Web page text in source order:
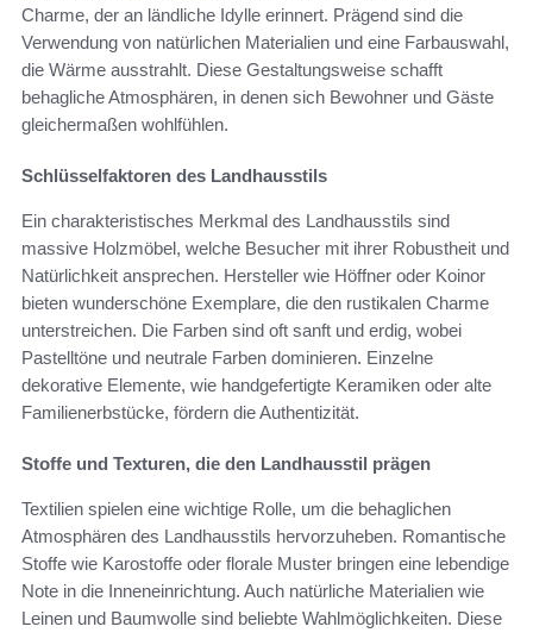
Charme, der an ländliche Idylle erinnert. Prägend sind die
Verwendung von natürlichen Materialien und eine Farbauswahl,
die Wärme ausstrahlt. Diese Gestaltungsweise schafft
behagliche Atmosphären, in denen sich Bewohner und Gäste
gleichermaßen wohlfühlen.
Schlüsselfaktoren des Landhausstils
Ein charakteristisches Merkmal des Landhausstils sind
massive Holzmöbel, welche Besucher mit ihrer Robustheit und
Natürlichkeit ansprechen. Hersteller wie Höffner oder Koinor
bieten wunderschöne Exemplare, die den rustikalen Charme
unterstreichen. Die Farben sind oft sanft und erdig, wobei
Pastelltöne und neutrale Farben dominieren. Einzelne
dekorative Elemente, wie handgefertigte Keramiken oder alte
Familienerbstücke, fördern die Authentizität.
Stoffe und Texturen, die den Landhausstil prägen
Textilien spielen eine wichtige Rolle, um die behaglichen
Atmosphären des Landhausstils hervorzuheben. Romantische
Stoffe wie Karostoffe oder florale Muster bringen eine lebendige
Note in die Inneneinrichtung. Auch natürliche Materialien wie
Leinen und Baumwolle sind beliebte Wahlmöglichkeiten. Diese